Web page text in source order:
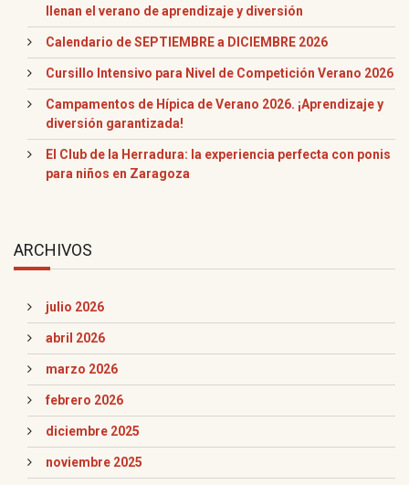
llenan el verano de aprendizaje y diversión
Calendario de SEPTIEMBRE a DICIEMBRE 2026
Cursillo Intensivo para Nivel de Competición Verano 2026
Campamentos de Hípica de Verano 2026. ¡Aprendizaje y
diversión garantizada!
El Club de la Herradura: la experiencia perfecta con ponis
para niños en Zaragoza
ARCHIVOS
julio 2026
abril 2026
marzo 2026
febrero 2026
diciembre 2025
noviembre 2025